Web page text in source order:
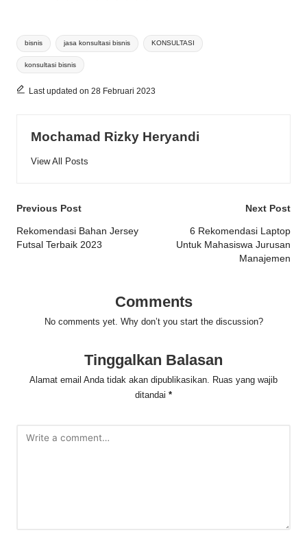
Tags:
bisnis jasa konsultasi bisnis KONSULTASI
konsultasi bisnis
Last updated on 28 Februari 2023
Mochamad Rizky Heryandi
View All Posts
Post
navigation
Previous Post
Rekomendasi Bahan Jersey
Futsal Terbaik 2023
Next Post
6 Rekomendasi Laptop
Untuk Mahasiswa Jurusan
Manajemen
Comments
No comments yet. Why don’t you start the discussion?
Tinggalkan Balasan
Alamat email Anda tidak akan dipublikasikan.
Ruas yang wajib
ditandai *